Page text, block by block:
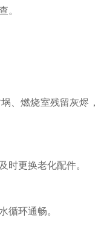
。
燃烧室残留灰烬，
更换老化配件。
环通畅。